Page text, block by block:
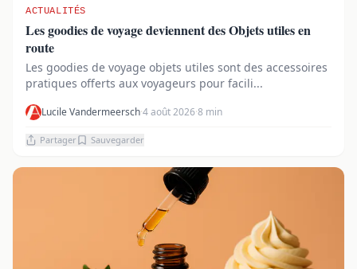
ACTUALITÉS
Les goodies de voyage deviennent des Objets utiles en
route
Les goodies de voyage objets utiles sont des accessoires
pratiques offerts aux voyageurs pour facili...
Lucile Vandermeersch·4 août 2026·8 min
Partager Sauvegarder